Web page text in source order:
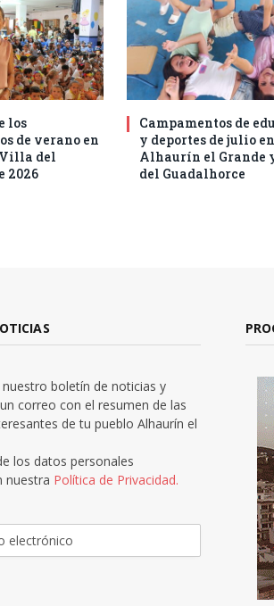
los
de verano en
del
2026
Campamentos de
y deportes de julio en
Alhaurín el Grande
del Guadalhorce
boletín de noticias y
correo con el resumen de las
de tu pueblo Alhaurín el
los datos personales
nuestra Política de Privacidad.